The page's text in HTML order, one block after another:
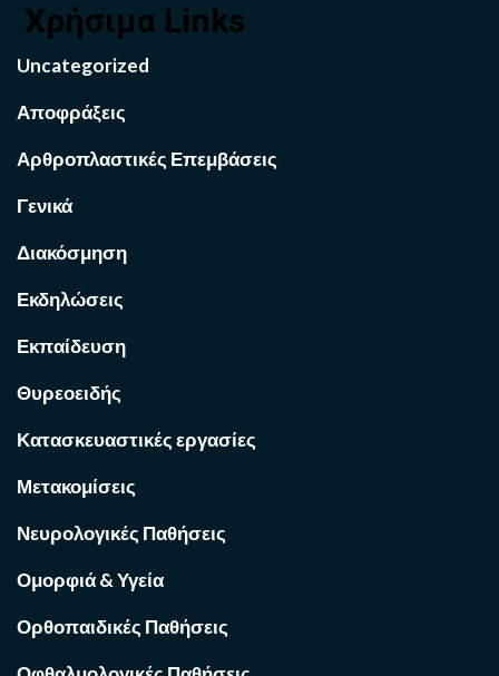
Χρήσιμα Links
Uncategorized
Αποφράξεις
Αρθροπλαστικές Επεμβάσεις
Γενικά
Διακόσμηση
Εκδηλώσεις
Εκπαίδευση
Θυρεοειδής
Κατασκευαστικές εργασίες
Μετακομίσεις
Νευρολογικές Παθήσεις
Ομορφιά & Υγεία
Ορθοπαιδικές Παθήσεις